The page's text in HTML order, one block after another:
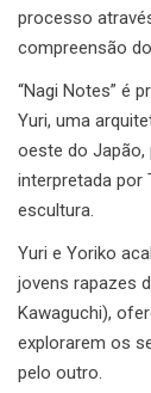
processo
compreensão
“Nagi Notes” é
Yuri, uma
oeste do Japão,
interpretada por
escultura.
Yuri e Yoriko
jovens rapazes
Kawaguchi),
explorarem os
pelo outro.